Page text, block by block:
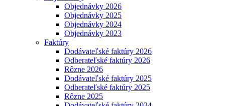
Objednávky 2026
Objednávky 2025
Objednávky 2024
Objednávky 2023
Faktúry
Dodávateľské faktúry 2026
Odberateľské faktúry 2026
Rôzne 2026
Dodávateľské faktúry 2025
Odberateľské faktúry 2025
Rôzne 2025